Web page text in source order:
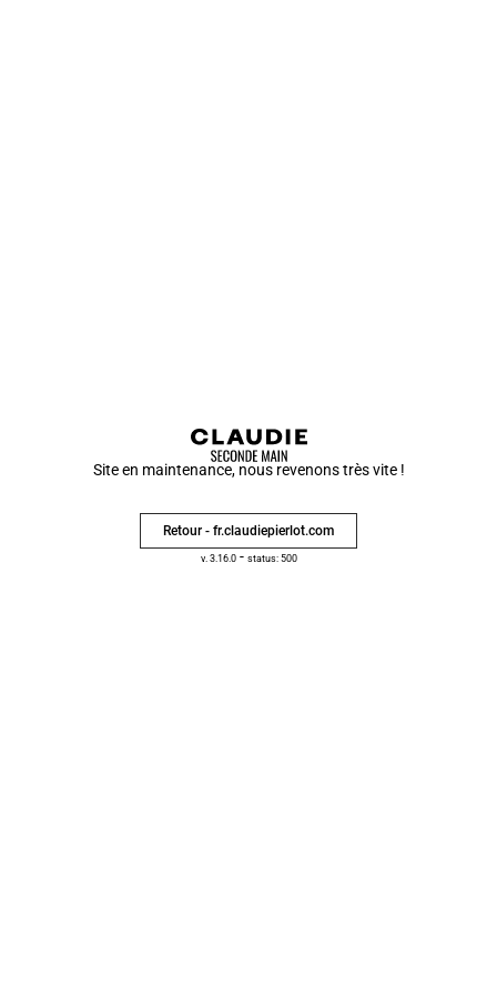
Site en maintenance, nous revenons très vite !
Retour - fr.claudiepierlot.com
v. 3.16.0- status: 500